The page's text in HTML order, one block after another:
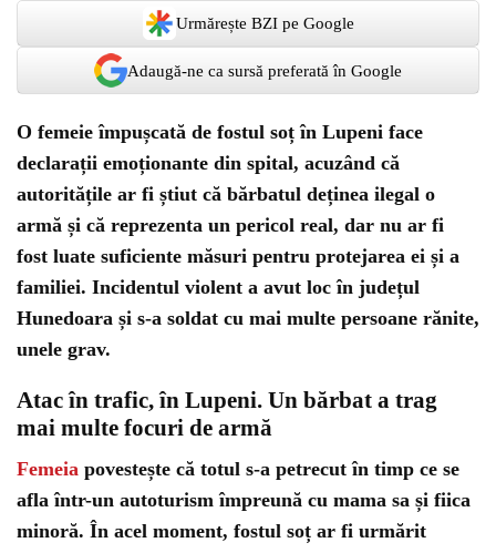
Urmărește BZI pe Google
Adaugă-ne ca sursă preferată în Google
O femeie împușcată de fostul soț în Lupeni face
declarații emoționante din spital, acuzând că
autoritățile ar fi știut că bărbatul deținea ilegal o
armă și că reprezenta un pericol real, dar nu ar fi
fost luate suficiente măsuri pentru protejarea ei și a
familiei. Incidentul violent a avut loc în județul
Hunedoara și s-a soldat cu mai multe persoane rănite,
unele grav.
Atac în trafic, în Lupeni. Un bărbat a trag
mai multe focuri de armă
Femeia povestește că totul s-a petrecut în timp ce se
afla într-un autoturism împreună cu mama sa și fiica
minoră. În acel moment, fostul soț ar fi urmărit